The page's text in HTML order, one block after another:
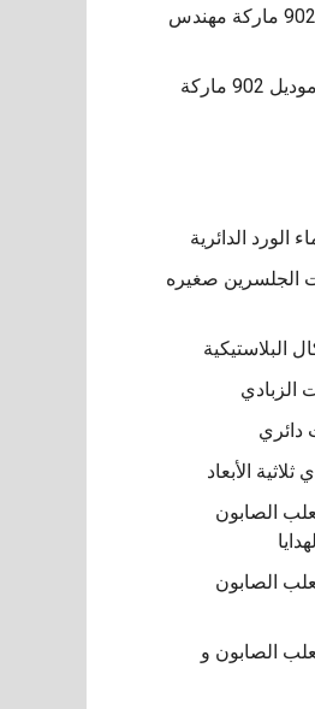
شركة المهندس منسى موديل 902 ماركة مهندس
‏‏ماكينات تغليف الملح و السكر موديل 902 ماركة
الدائرية
الجلسرين صغيره
البلاستيكية
الزبادي
دائري
الأبعاد
الصابون
الصابون
الصابون و